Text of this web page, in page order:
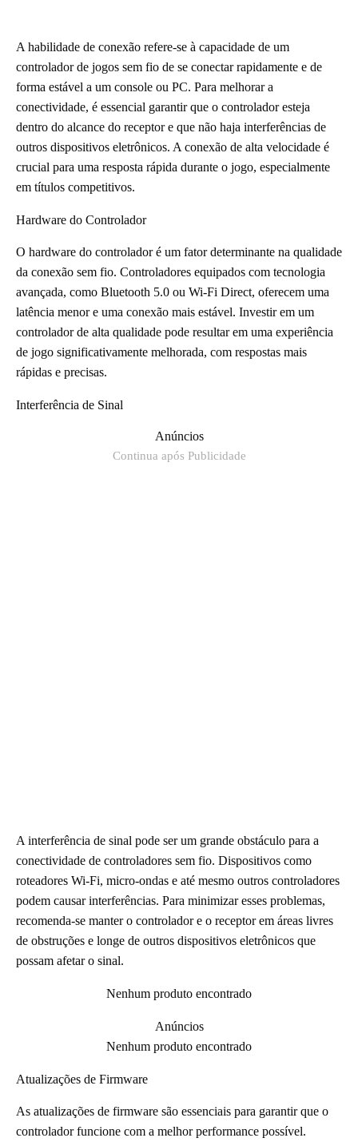
A habilidade de conexão refere-se à capacidade de um
controlador de jogos sem fio de se conectar rapidamente e de
forma estável a um console ou PC. Para melhorar a
conectividade, é essencial garantir que o controlador esteja
dentro do alcance do receptor e que não haja interferências de
outros dispositivos eletrônicos. A conexão de alta velocidade é
crucial para uma resposta rápida durante o jogo, especialmente
em títulos competitivos.
Hardware do Controlador
O hardware do controlador é um fator determinante na qualidade
da conexão sem fio. Controladores equipados com tecnologia
avançada, como Bluetooth 5.0 ou Wi-Fi Direct, oferecem uma
latência menor e uma conexão mais estável. Investir em um
controlador de alta qualidade pode resultar em uma experiência
de jogo significativamente melhorada, com respostas mais
rápidas e precisas.
Interferência de Sinal
Anúncios
Continua após Publicidade
A interferência de sinal pode ser um grande obstáculo para a
conectividade de controladores sem fio. Dispositivos como
roteadores Wi-Fi, micro-ondas e até mesmo outros controladores
podem causar interferências. Para minimizar esses problemas,
recomenda-se manter o controlador e o receptor em áreas livres
de obstruções e longe de outros dispositivos eletrônicos que
possam afetar o sinal.
Nenhum produto encontrado
Anúncios
Nenhum produto encontrado
Atualizações de Firmware
As atualizações de firmware são essenciais para garantir que o
controlador funcione com a melhor performance possível.